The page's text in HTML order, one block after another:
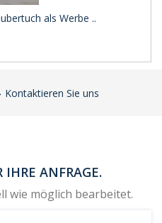
als Werbe ..
Kontaktieren Sie uns
ANFRAGE.
wie möglich bearbeitet.